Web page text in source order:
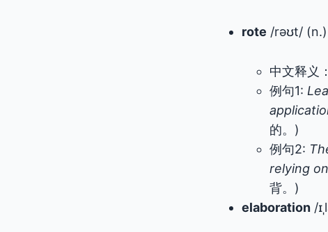
rote /rəʊt/
中文释义
例句1:
的。)
例句2:
relying on
背。)
elaboration /